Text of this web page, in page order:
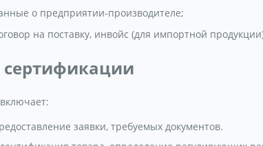
о предприятии-производителе;
на поставку, инвойс (для импортной
заявки, требуемых документов.